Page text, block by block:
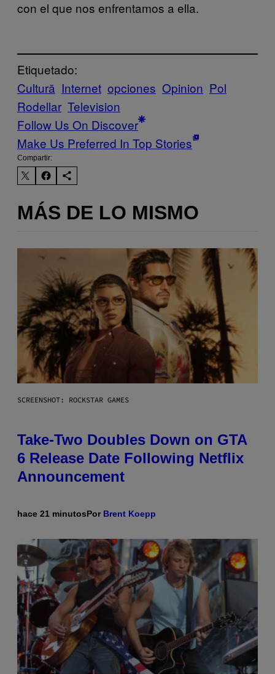
con el que nos enfrentamos a ella.
Etiquetado:
Cultură Internet opciones Opinion Pol
Rodellar Television
Follow Us On Discover
Make Us Preferred In Top Stories
Compartir:
MÁS DE LO MISMO
SCREENSHOT: ROCKSTAR GAMES
Take-Two Doubles Down on GTA
6 Release Date Following Netflix
Announcement
hace 21 minutosPor Brent Koepp